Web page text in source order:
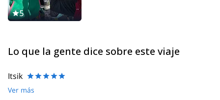
5
Lo que la gente dice sobre este viaje
Itsik
Ver más